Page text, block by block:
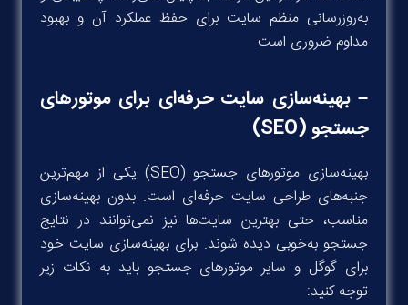
به‌روزرسانی منظم سایت برای حفظ عملکرد آن و بهبود
مداوم ضروری است.
– بهینه‌سازی سایت حرفه‌ای برای موتورهای
جستجو (SEO)
بهینه‌سازی موتورهای جستجو (SEO) یکی از مهم‌ترین
جنبه‌های طراحی سایت حرفه‌ای است. بدون بهینه‌سازی
مناسب، حتی بهترین سایت‌ها نیز نمی‌توانند در نتایج
جستجو به‌خوبی دیده شوند. برای بهینه‌سازی سایت خود
برای گوگل و سایر موتورهای جستجو باید به نکات زیر
توجه کنید: